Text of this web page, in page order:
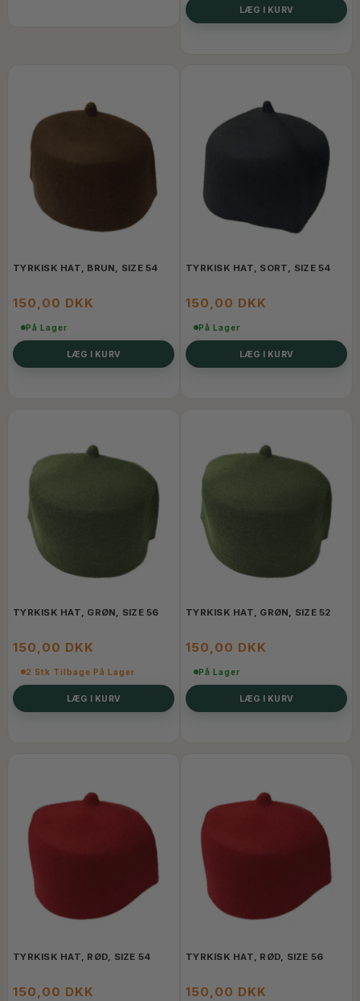
LÆG I KURV
TYRKISK HAT, BRUN, SIZE 54
150,00 DKK
På Lager
LÆG I KURV
TYRKISK HAT, SORT, SIZE 54
150,00 DKK
På Lager
LÆG I KURV
TYRKISK HAT, GRØN, SIZE 56
150,00 DKK
2 Stk Tilbage På Lager
LÆG I KURV
TYRKISK HAT, GRØN, SIZE 52
150,00 DKK
På Lager
LÆG I KURV
TYRKISK HAT, RØD, SIZE 54
150,00 DKK
TYRKISK HAT, RØD, SIZE 56
150,00 DKK